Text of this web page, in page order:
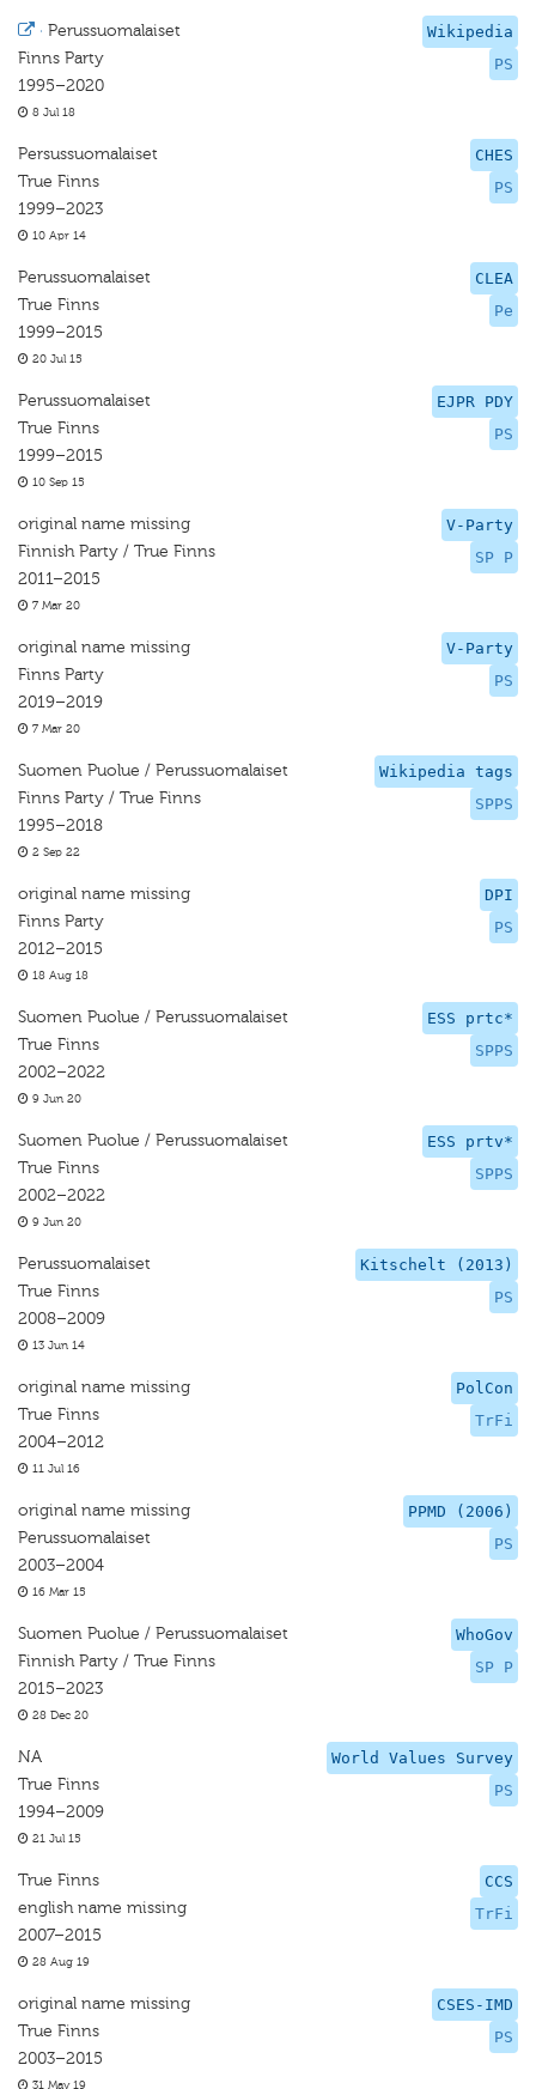
Wikipedia
PS
· Perussuomalaiset
Finns Party
1995–2020
8 Jul 18
CHES
PS
Persussuomalaiset
True Finns
1999–2023
10 Apr 14
CLEA
Pe
Perussuomalaiset
True Finns
1999–2015
20 Jul 15
EJPR PDY
PS
Perussuomalaiset
True Finns
1999–2015
10 Sep 15
V-Party
SP P
original name missing
Finnish Party / True Finns
2011–2015
7 Mar 20
V-Party
PS
original name missing
Finns Party
2019–2019
7 Mar 20
Wikipedia tags
SPPS
Suomen Puolue / Perussuomalaiset
Finns Party / True Finns
1995–2018
2 Sep 22
DPI
PS
original name missing
Finns Party
2012–2015
18 Aug 18
ESS prtc*
SPPS
Suomen Puolue / Perussuomalaiset
True Finns
2002–2022
9 Jun 20
ESS prtv*
SPPS
Suomen Puolue / Perussuomalaiset
True Finns
2002–2022
9 Jun 20
Kitschelt (2013)
PS
Perussuomalaiset
True Finns
2008–2009
13 Jun 14
PolCon
TrFi
original name missing
True Finns
2004–2012
11 Jul 16
PPMD (2006)
PS
original name missing
Perussuomalaiset
2003–2004
16 Mar 15
WhoGov
SP P
Suomen Puolue / Perussuomalaiset
Finnish Party / True Finns
2015–2023
28 Dec 20
World Values Survey
PS
NA
True Finns
1994–2009
21 Jul 15
CCS
TrFi
True Finns
english name missing
2007–2015
28 Aug 19
CSES-IMD
PS
original name missing
True Finns
2003–2015
31 May 19